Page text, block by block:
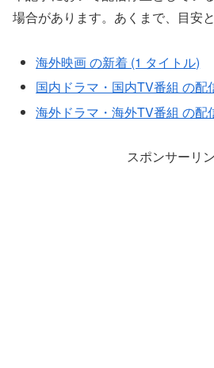
場合があります。あくまで、目安
海外映画 の新着 (1 タイトル)
国内ドラマ・国内TV番組 の配
海外ドラマ・海外TV番組 の配
スポンサーリ